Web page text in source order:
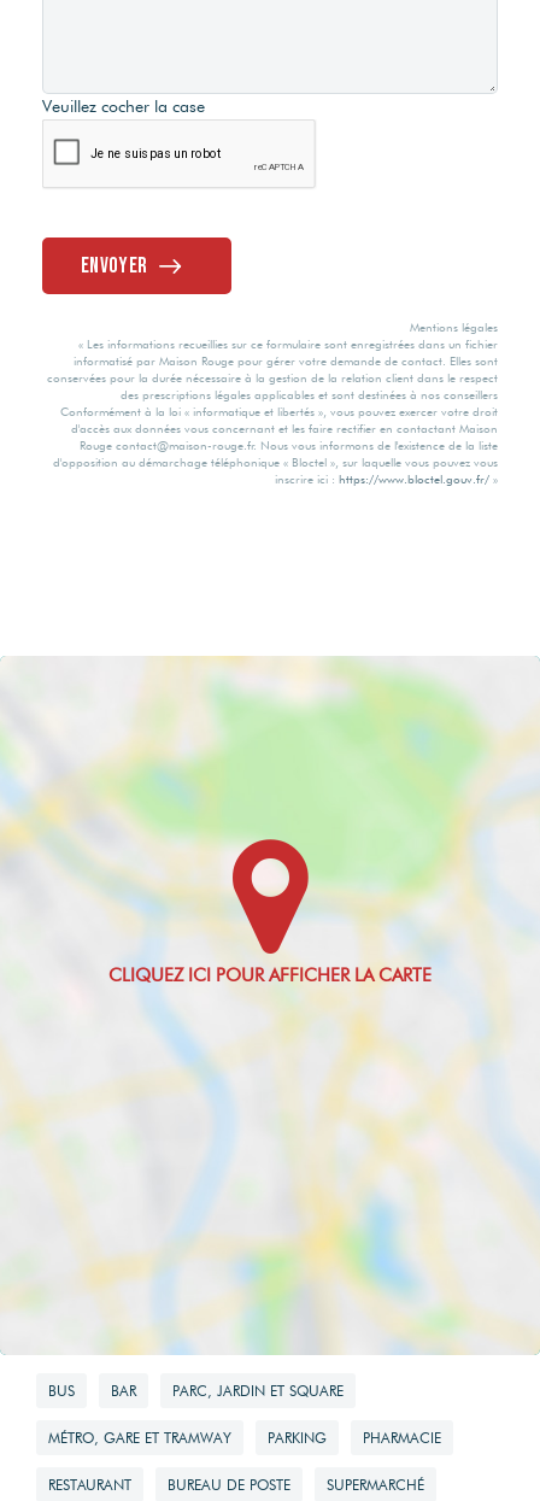
Veuillez cocher la case
Envoyer
Mentions légales
« Les informations recueillies sur ce formulaire sont enregistrées dans un fichier
informatisé par Maison Rouge pour gérer votre demande de contact. Elles sont
conservées pour la durée nécessaire à la gestion de la relation client dans le respect
des prescriptions légales applicables et sont destinées à nos conseillers
Conformément à la loi « informatique et libertés », vous pouvez exercer votre droit
d'accès aux données vous concernant et les faire rectifier en contactant Maison
Rouge contact@maison-rouge.fr. Nous vous informons de l'existence de la liste
d'opposition au démarchage téléphonique « Bloctel », sur laquelle vous pouvez vous
inscrire ici : https://www.bloctel.gouv.fr/ »
BUS BAR PARC, JARDIN ET SQUARE
MÉTRO, GARE ET TRAMWAY PARKING PHARMACIE
RESTAURANT BUREAU DE POSTE SUPERMARCHÉ